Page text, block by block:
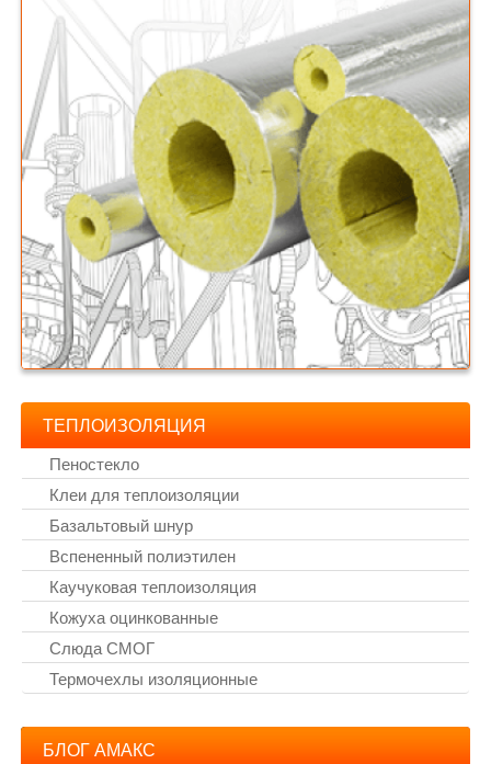
ТЕПЛОИЗОЛЯЦИЯ
Пеностекло
Клеи для теплоизоляции
Базальтовый шнур
Вспененный полиэтилен
Каучуковая теплоизоляция
Кожуха оцинкованные
Слюда СМОГ
Термочехлы изоляционные
БЛОГ АМАКС